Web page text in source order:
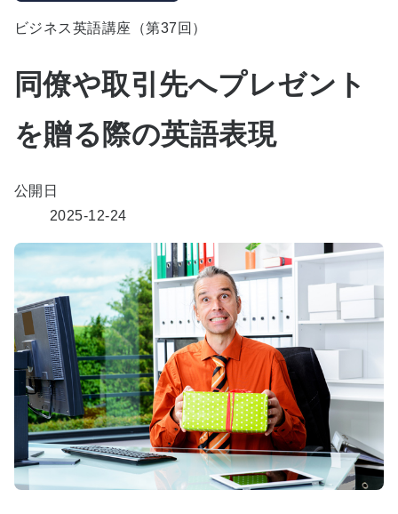
ビジネス英語講座（第37回）
同僚や取引先へプレゼント
を贈る際の英語表現
公開日
2025-12-24